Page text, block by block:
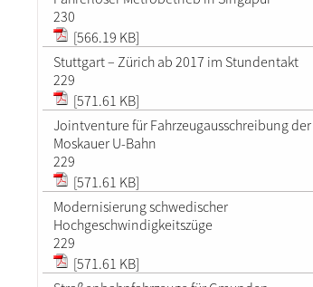
230
[566.19 KB]
Stuttgart – Zürich ab 2017 im Stundentakt
229
[571.61 KB]
Jointventure für Fahrzeugausschreibung der
Moskauer U-Bahn
229
[571.61 KB]
Modernisierung schwedischer
Hochgeschwindigkeitszüge
229
[571.61 KB]